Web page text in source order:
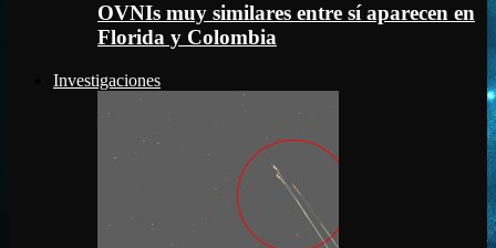
OVNIs muy similares entre sí aparecen en
Florida y Colombia
Investigaciones